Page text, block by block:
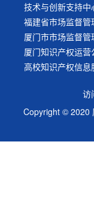
技术与创新支持中
福建省市场监督管
厦门市市场监督管
厦门知识产权运营
高校知识产权信息
访
Copyright © 2020